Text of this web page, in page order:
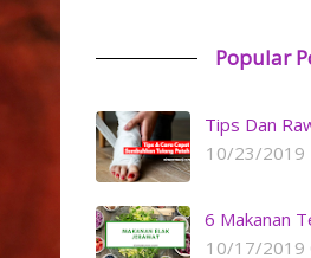
Popular
Tips Dan
10/23/2019
6 Makanan
10/17/2019